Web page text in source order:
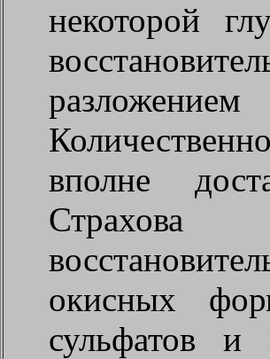
некоторой
вполне
окисных
сульфатов и